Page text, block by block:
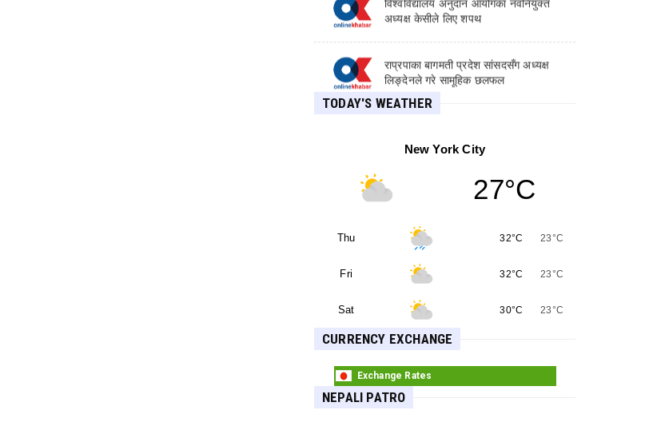
Woman charged after four stabbed
अध्यक्ष केसीले लिए शपथ
लिङ्देनले गरे सामूहिक छलफल
सैन्य संख्या बढाउने तर शिक्षा र रोजगारीमा
पाकिस्तानी कारागारबाट रिहा भएका ३२५ जना
अफगान कैदी बन्दी स्वदेश फर्किए
क्षेत्राधिकारको स्पष्ट सीमांकन नभए सुरक्षा
निकायबीच द्वन्द्व हुनसक्छ : पद्मा अर्याल
इजरायली कब्जा बलद्वारा ११ जना प्यालेस्टिनी
पक्राउ
TODAY'S WEATHER
New York City
27°C
Thu 32°C 23°C
Fri 32°C 23°C
Sat 30°C 23°C
CURRENCY EXCHANGE
Exchange Rates
NEPALI PATRO